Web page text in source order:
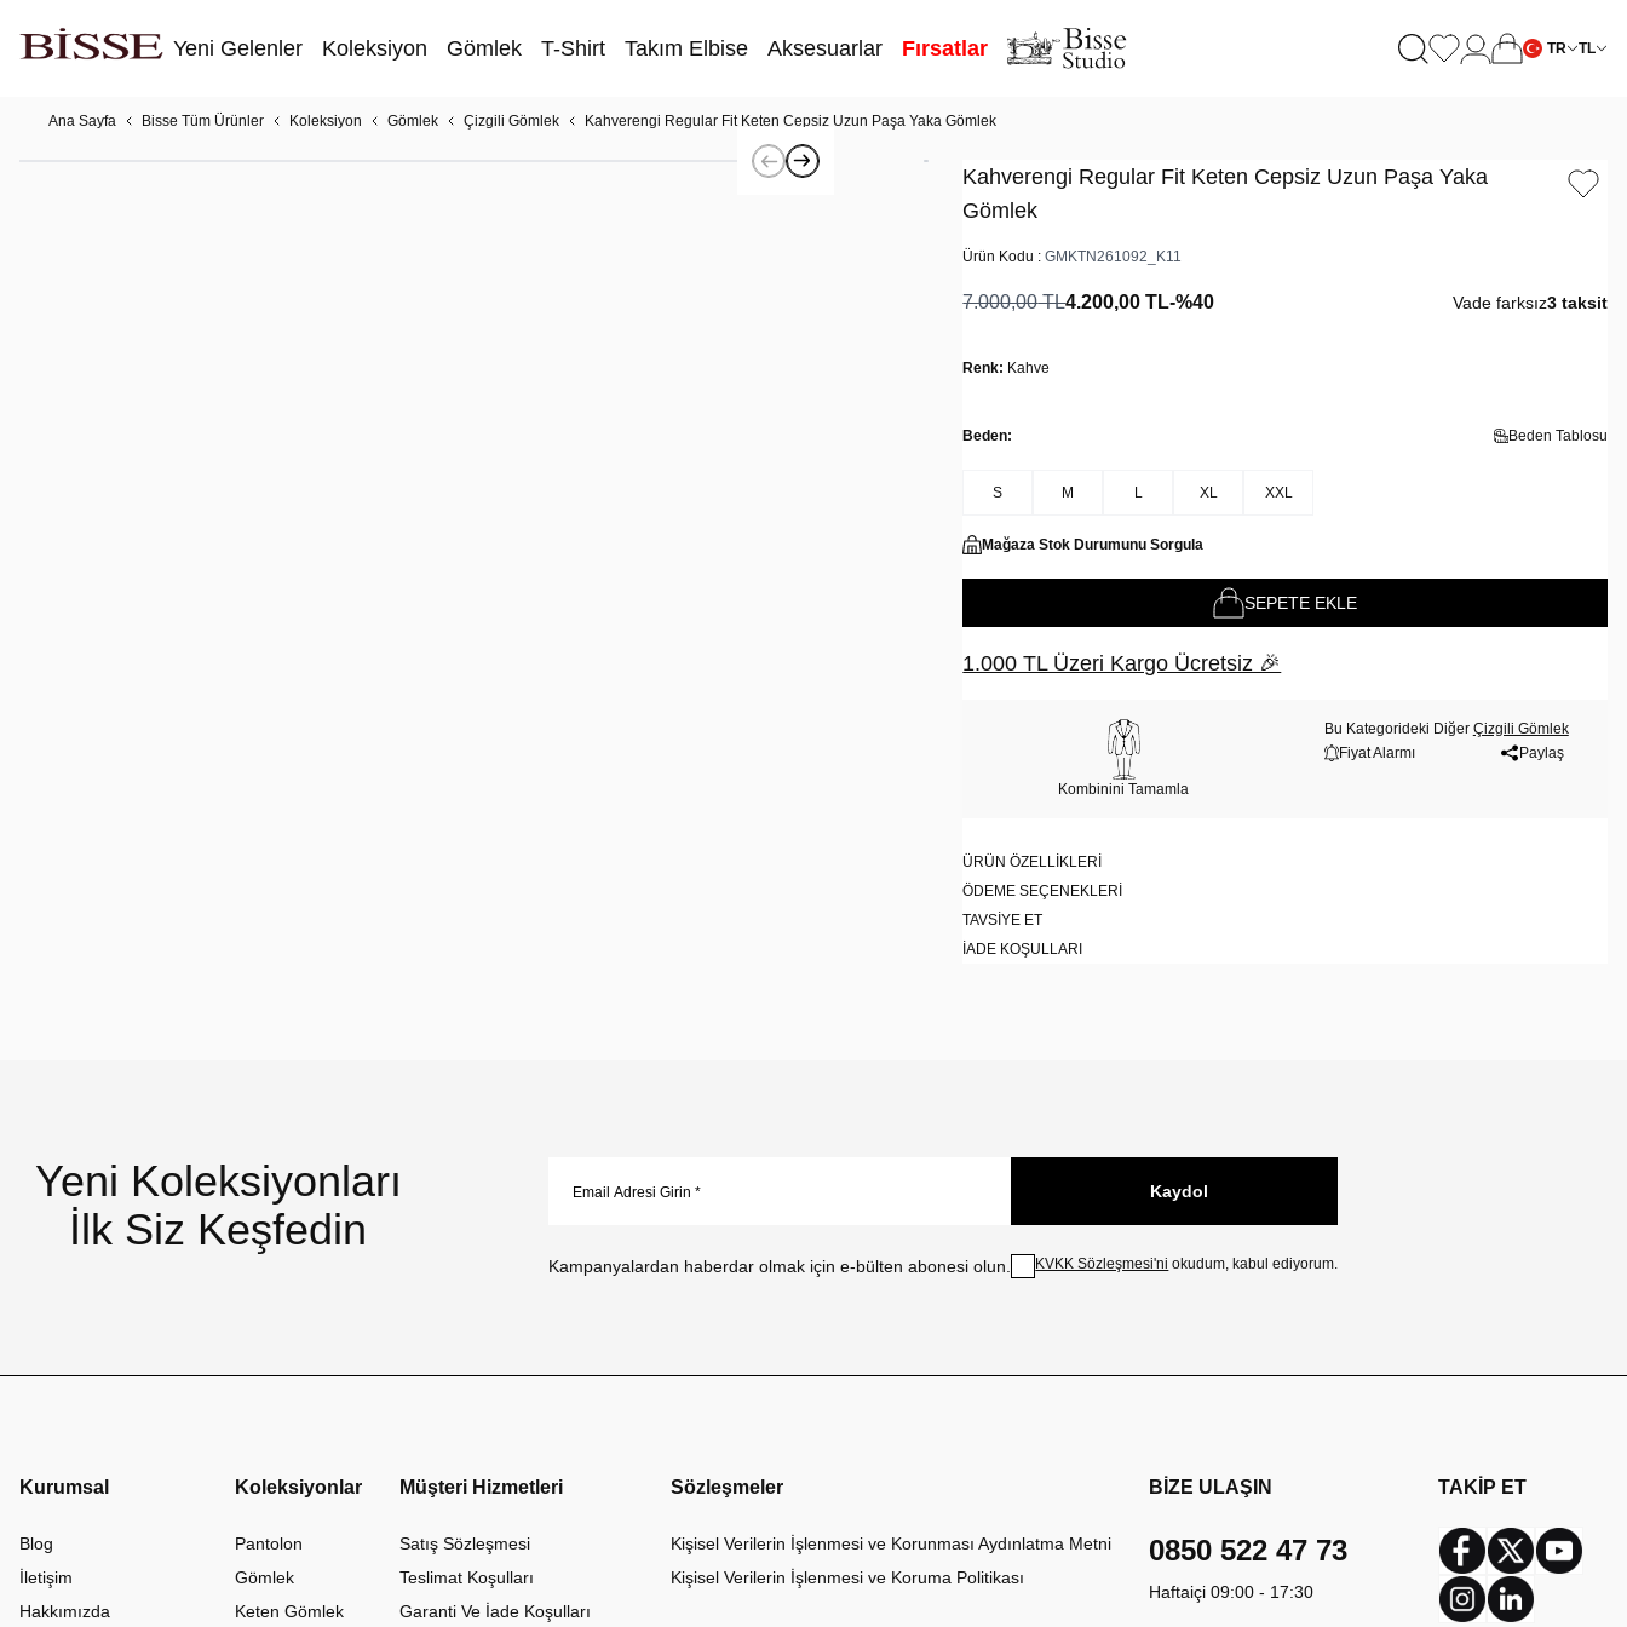
Yeni Gelenler Koleksiyon Gömlek T-Shirt Takım Elbise Aksesuarlar Fırsatlar TR TL
Ana Sayfa Bisse Tüm Ürünler Koleksiyon Gömlek Çizgili Gömlek Kahverengi Regular Fit Keten Cepsiz Uzun Paşa Yaka Gömlek
Kahverengi Regular Fit Keten Cepsiz Uzun Paşa Yaka
Gömlek
Ürün Kodu :GMKTN261092_K11
7.000,00TL4.200,00 TL-%40 Vade farksız3 taksit
Renk: Kahve
Beden: Beden Tablosu
S M L XL XXL
Mağaza Stok Durumunu Sorgula
SEPETE EKLE
1.000 TL Üzeri Kargo Ücretsiz 🎉
Kombinini Tamamla
Bu Kategorideki Diğer Çizgili Gömlek
Fiyat Alarmı
Paylaş
ÜRÜN ÖZELLIKLERI
ÖDEME SEÇENEKLERI
TAVSIYE ET
İADE KOŞULLARI
Yeni Koleksiyonları
İlk Siz Keşfedin
Kampanyalardan haberdar olmak için e-bülten abonesi olun.
Kaydol
KVKK Sözleşmesi'ni okudum, kabul ediyorum.
Kurumsal
Blog
İletişim
Hakkımızda
Koleksiyonlar
Pantolon
Gömlek
Keten Gömlek
Müşteri Hizmetleri
Satış Sözleşmesi
Teslimat Koşulları
Garanti Ve İade Koşulları
Sözleşmeler
Kişisel Verilerin İşlenmesi ve Korunması Aydınlatma Metni
Kişisel Verilerin İşlenmesi ve Koruma Politikası
BİZE ULAŞIN
0850 522 47 73
Haftaiçi 09:00 - 17:30
TAKİP ET
Facebook
Twitter
InstagramLinkedin